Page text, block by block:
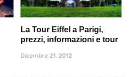
La Tour Eiffel a Parigi,
prezzi, informazioni e tour
Dicembre 21, 2012